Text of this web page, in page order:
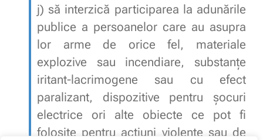
j) să interzică participarea la adunările
publice a persoanelor care au asupra
lor arme de orice fel, materiale
explozive sau incendiare, substanţe
iritant-lacrimogene sau cu efect
paralizant, dispozitive pentru şocuri
electrice ori alte obiecte ce pot fi
folosite pentru acţiuni violente sau de